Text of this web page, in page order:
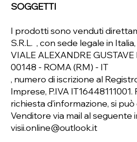
SOGGETTI
I prodotti sono venduti
S.R.L. , con sede legale in
VIALE ALEXANDRE GUSTAVE
00148 - ROMA (RM) - IT
, numero di iscrizione al
Imprese, P.IVA IT16448111001.
richiesta d’informazione, si
Venditore via mail al seguente
visii.online@outlook.it